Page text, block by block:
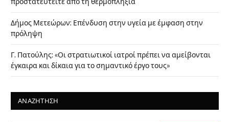
Δήμος Μετεώρων: Επένδυση στην υγεία με έμφαση στην
πρόληψη
Γ. Πατούλης: «Οι στρατιωτικοί ιατροί πρέπει να αμείβονται
έγκαιρα και δίκαια για το σημαντικό έργο τους»
ΑΝΑΖΗΤΗΣΗ